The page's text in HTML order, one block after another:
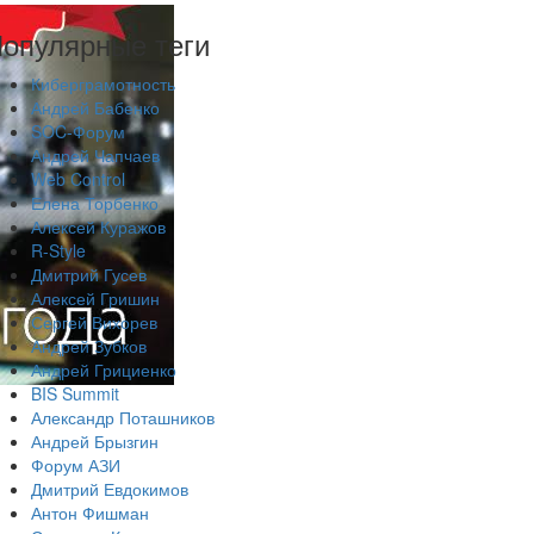
теги
Киберграмотность
Андрей Бабенко
SOC-Форум
Андрей Чапчаев
Web Control
Елена Торбенко
Алексей Куражов
R-Style
Дмитрий Гусев
Алексей Гришин
Сергей Вихорев
Андрей Зубков
Андрей Грициенко
BIS Summit
Александр Поташников
Андрей Брызгин
Форум АЗИ
Дмитрий Евдокимов
Антон Фишман